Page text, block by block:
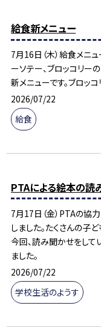
給食新メニュー
7月16日（木）給食メニ
ーソテー、ブロッコリー
新メニューです。ブロッ
2026/07/22
給食
PTAによる絵本の読
7月17日（金）PTAの協
しました。たくさんの子
今回、読み聞かせをして
ました。
2026/07/22
学校生活のようす